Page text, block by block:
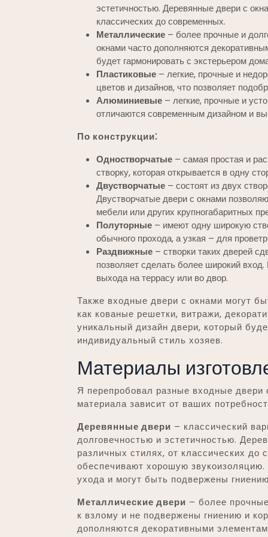
эстетичностью. Деревянные двери с
классических до современных.
Металлические – более прочные и
окнами часто дополняются
будет гармонировать с экстерьером
Пластиковые – легкие, прочные и
цветов и дизайнов, что позволяет
Алюминиевые – легкие, прочные и
отличаются современным дизайном и
По конструкции⁚
Одностворчатые – самая простая и
створку, которая открывается в одну
Двустворчатые – состоят из двух
Двустворчатые двери с окнами
мебели или других крупногабаритных
Полуторные – имеют одну широкую
обычного прохода, а узкая – для
Раздвижные – створки таких дверей
позволяет сделать более широкий
выхода на террасу или во двор.
Также входные двери с окнами могут
как кованые решетки, витражи,
уникальный дизайн двери, который
индивидуальный стиль хозяев.
Материалы
Я перепробовал разные входные двери
материала зависит от ваших
Деревянные двери – классический
долговечностью и эстетичностью.
различных стилях, от классических
обеспечивают хорошую
ухода и могут быть подвержены
Металлические двери – более
к взлому и не подвержены гниению и
дополняются декоративными